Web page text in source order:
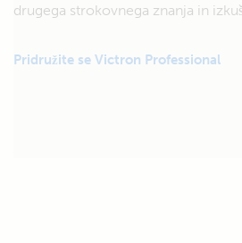
drugega strokovnega znanja in
Pridružite se Victron Professional